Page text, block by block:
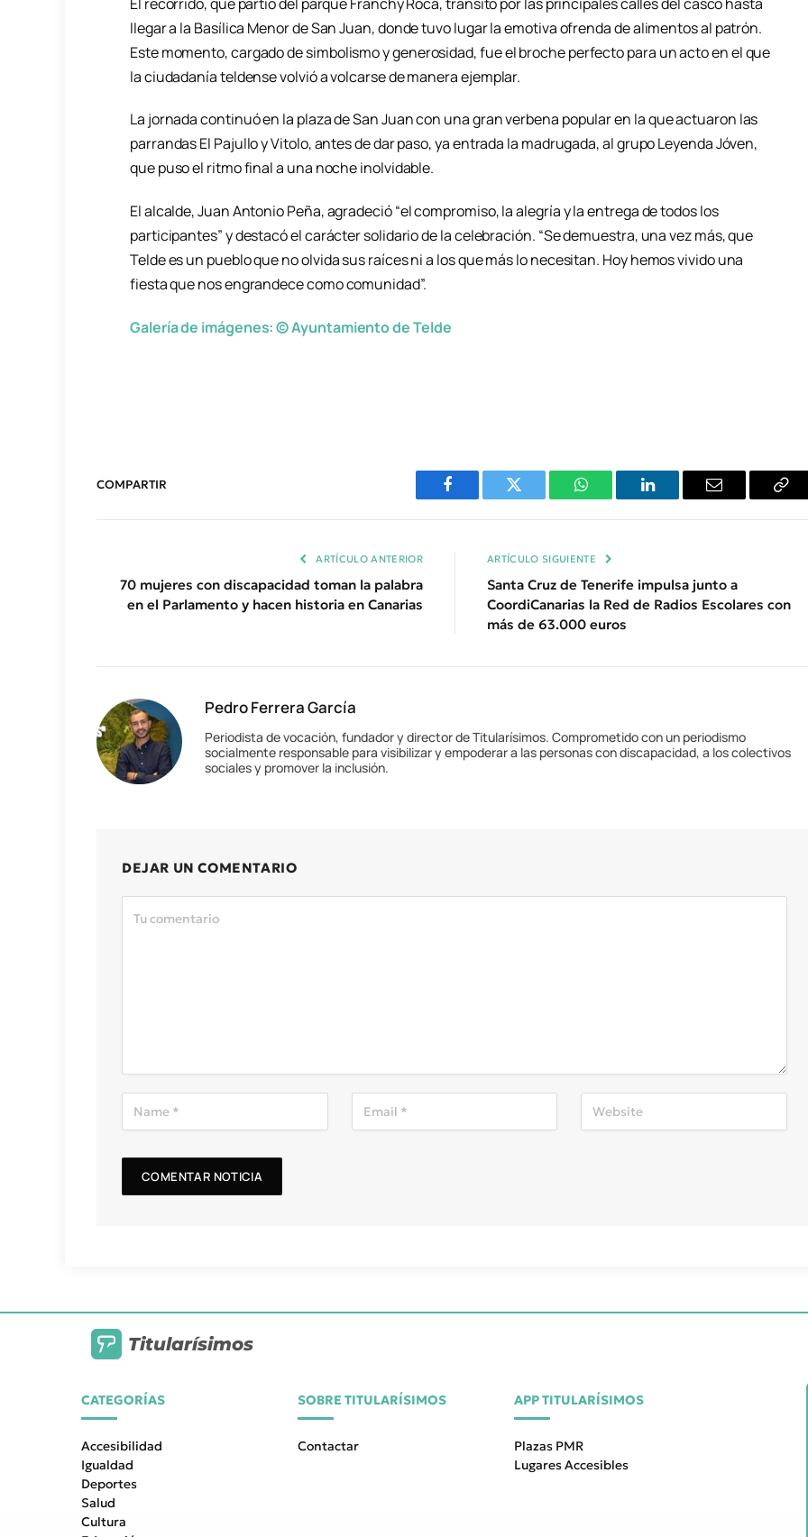
llegar a la Basílica Menor de San Juan, donde tuvo lugar la emotiva ofrenda de alimentos al patrón.
Este momento, cargado de simbolismo y generosidad, fue el broche perfecto para un acto en el que
la ciudadanía teldense volvió a volcarse de manera ejemplar.
La jornada continuó en la plaza de San Juan con una gran verbena popular en la que actuaron las
parrandas El Pajullo y Vitolo, antes de dar paso, ya entrada la madrugada, al grupo Leyenda Jóven,
que puso el ritmo final a una noche inolvidable.
El alcalde, Juan Antonio Peña, agradeció “el compromiso, la alegría y la entrega de todos los
participantes” y destacó el carácter solidario de la celebración. “Se demuestra, una vez más, que
Telde es un pueblo que no olvida sus raíces ni a los que más lo necesitan. Hoy hemos vivido una
fiesta que nos engrandece como comunidad”.
Galería de imágenes: © Ayuntamiento de Telde
COMPARTIR
Facebook Twitter WhatsAppLinkedIn Email
ARTÍCULO ANTERIOR
70 mujeres con discapacidad toman la palabra
en el Parlamento y hacen historia en Canarias
ARTÍCULO SIGUIENTE
Santa Cruz de Tenerife impulsa junto a
CoordiCanarias la Red de Radios Escolares con
más de 63.000 euros
Pedro Ferrera García
Periodista de vocación, fundador y director de Titularísimos. Comprometido con un periodismo
socialmente responsable para visibilizar y empoderar a las personas con discapacidad, a los colectivos
sociales y promover la inclusión.
DEJAR UN COMENTARIO
Titularísimos
CATEGORÍAS
Accesibilidad
Igualdad
Deportes
Salud
Cultura
SOBRE TITULARÍSIMOS
Contactar
APP TITULARÍSIMOS
Plazas PMR
Lugares Accesibles